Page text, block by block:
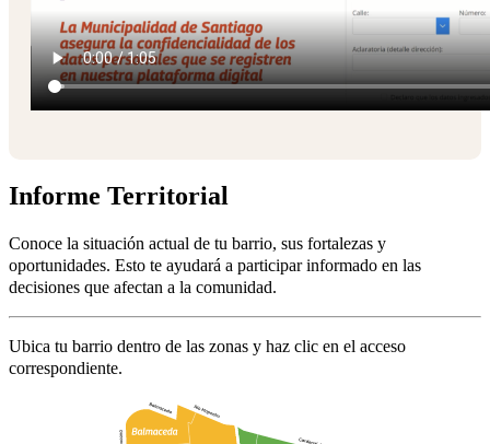
Informe Territorial
Conoce la situación actual de tu barrio, sus fortalezas y
oportunidades. Esto te ayudará a participar informado en las
decisiones que afectan a la comunidad.
Ubica tu barrio dentro de las zonas y haz clic en el acceso
correspondiente.